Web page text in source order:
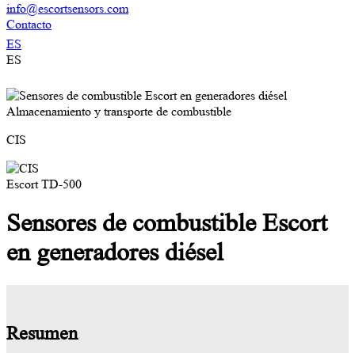
info@escortsensors.com
Contacto
ES
ES
Almacenamiento y transporte de combustible
CIS
Escort TD-500
Sensores de combustible Escort
en generadores diésel
Resumen